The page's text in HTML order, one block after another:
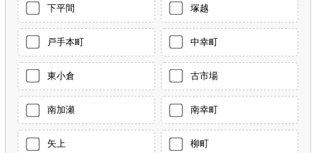
下平間 塚越
戸手本町 中幸町
東小倉 古市場
南加瀬 南幸町
矢上 柳町